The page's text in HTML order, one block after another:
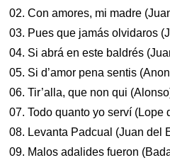
02. Con amores, mi madre
03. Pues que jamás olvidaros
04. Si abrá en este baldrés
05. Si d’amor pena sentis
06. Tir’alla, que non qui
07. Todo quanto yo serví (Lope
08. Levanta Padcual (Juan del
09. Malos adalides fueron